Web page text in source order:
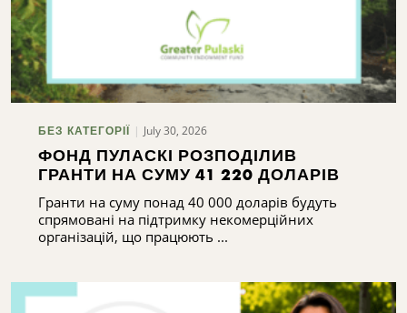
БЕЗ КАТЕГОРІЇ July 30, 2026
ФОНД ПУЛАСКІ РОЗПОДІЛИВ
ГРАНТИ НА СУМУ 41 220 ДОЛАРІВ
Гранти на суму понад 40 000 доларів будуть
спрямовані на підтримку некомерційних
організацій, що працюють ...